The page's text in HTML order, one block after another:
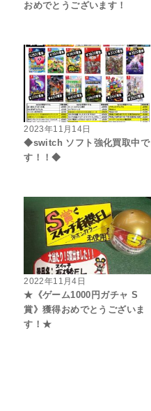
おめでとうございます！
2023年11月14日
◆switch ソフト強化買取中で
す！！◆
2022年11月4日
★《ゲーム1000円ガチャ S
賞》獲得おめでとうございま
す！★